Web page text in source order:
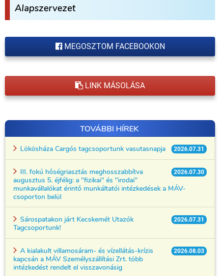
Alapszervezet
MEGOSZTOM FACEBOOKON
LINK MÁSOLÁSA
TOVÁBBI HÍREK
2026.07.31
Lökösháza Cargós tagcsoportunk vasutasnapja
2026.07.30
III. fokú hőségriasztás meghosszabbítva
augusztus 5. éjfélig: a "fizikai" és "irodai"
munkavállalókat érintő munkáltatói intézkedések a MÁV-
csoporton belül
2026.07.31
Sárospatakon járt Kecskemét Utazók
Tagcsoportunk!
2026.08.03
A kialakult villamosáram- és vízellátás-krízis
kapcsán a MÁV Személyszállítási Zrt. több
intézkedést rendelt el visszavonásig